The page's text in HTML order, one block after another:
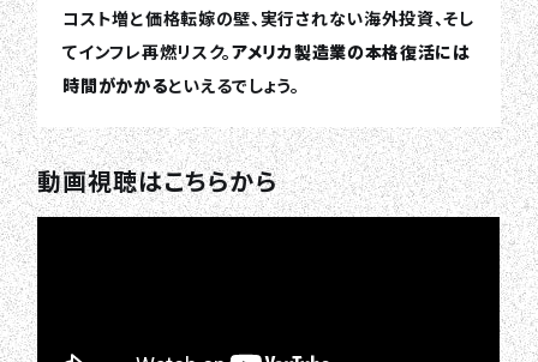
コスト増と価格転嫁の壁、実行されない海外投資、そし
てインフレ再燃リスク。アメリカ製造業の本格復活には
時間がかかるといえるでしょう。
動画視聴はこちらから